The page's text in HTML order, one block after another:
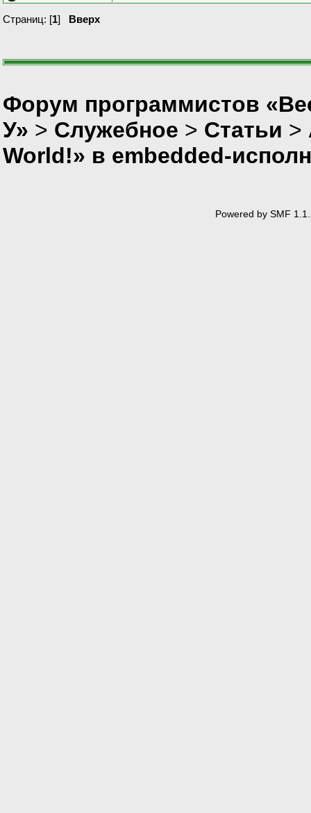
Страниц: [1] Вверх
Форум программистов
У» > Служебное > Статьи >
World!» в embedded-
Powered by SMF